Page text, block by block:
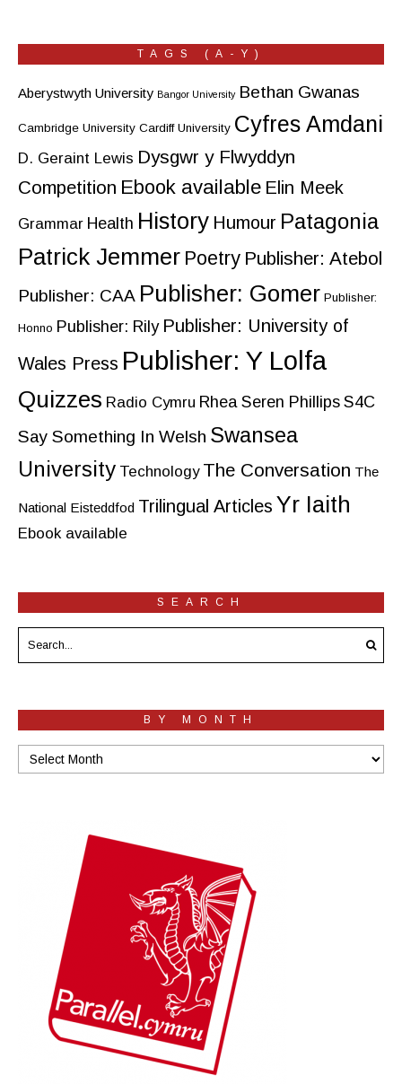
TAGS (A-Y)
Aberystwyth University Bangor University Bethan Gwanas
Cambridge University Cardiff University Cyfres Amdani
D. Geraint Lewis Dysgwr y Flwyddyn
Competition Ebook available Elin Meek
Grammar Health History Humour Patagonia
Patrick Jemmer Poetry Publisher: Atebol
Publisher: CAA Publisher: Gomer Publisher:
Honno Publisher: Rily Publisher: University of
Wales Press Publisher: Y Lolfa
Quizzes Radio Cymru Rhea Seren Phillips S4C
Say Something In Welsh Swansea
University Technology The Conversation The
National Eisteddfod Trilingual Articles Yr Iaith
Ebook available
SEARCH
BY MONTH
By
Month